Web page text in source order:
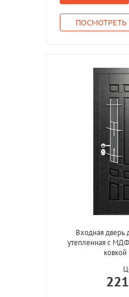
ПОСМОТРЕТЬ
Входная дверь
утепленная с